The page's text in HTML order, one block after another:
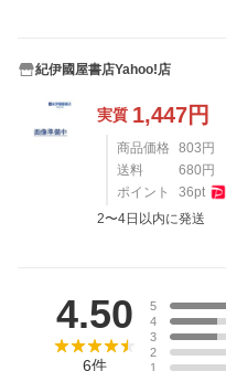
紀伊國屋書店Yahoo!店
実質 1,447円
商品価格 803 円
送料
680 円
ポイント
36pt
2〜4日以内に発送
4.50
6件
5
4
3
2
1